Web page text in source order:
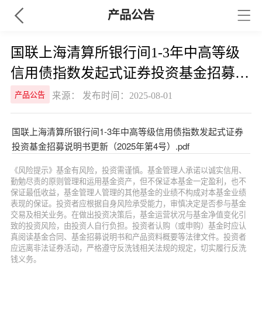
产品公告
国联上海清算所银行间1-3年中高等级
信用债指数发起式证券投资基金招募说
明书更新（2025年第4号）
产品公告 来源： 发布时间：2025-08-01
国联上海清算所银行间1-3年中高等级信用债指数发起式证券
投资基金招募说明书更新（2025年第4号）.pdf
《风险提示》基金有风险，投资需谨慎。基金管理人承诺以诚实信用、
勤勉尽责的原则管理和运用基金资产，但不保证本基金一定盈利，也不
保证最低收益，基金管理人管理的其他基金的业绩不构成对本基金业绩
表现的保证。投资者应根据自身风险承受能力，审慎决定是否参与基金
交易及相关业务。在做出投资决策后，基金运营状况与基金净值变化引
致的投资风险，由投资人自行负担。投资者认购（或申购）基金时应认
真阅读基金合同、基金招募说明书和产品资料概要等法律文件。投资者
应远离非法证券活动，严格遵守反洗钱相关法规的规定，切实履行反洗
钱义务。